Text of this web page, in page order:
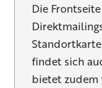
Die
findet sich
bietet zudem